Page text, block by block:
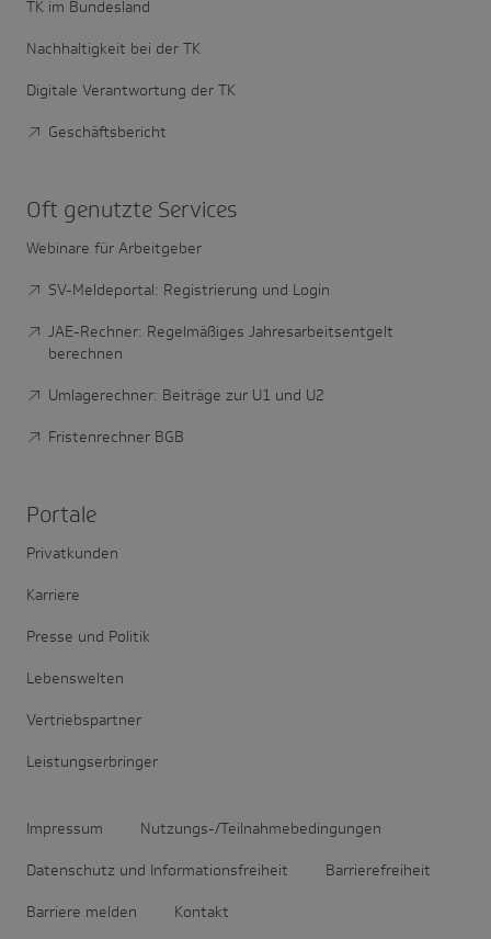
TK im Bundesland
Nachhaltigkeit bei der TK
Digitale Verantwortung der TK
Geschäftsbericht
Oft genutzte Services
Webinare für Arbeitgeber
SV-Meldeportal: Registrierung und Login
JAE-Rechner: Regelmäßiges Jahresarbeitsentgelt
berechnen
Umlagerechner: Beiträge zur U1 und U2
Fristenrechner BGB
Portale
Privatkunden
Karriere
Presse und Politik
Lebenswelten
Vertriebspartner
Leistungserbringer
Impressum Nutzungs-/Teilnahmebedingungen
Datenschutz und Informationsfreiheit Barrierefreiheit
Barriere melden Kontakt